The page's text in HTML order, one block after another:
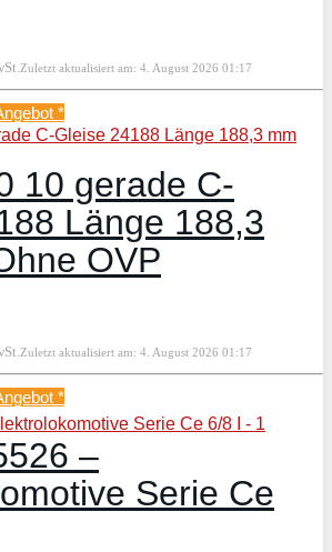
Zuletzt aktualisiert am: 4. August 2026 01:17
*
10 gerade C-
Länge 188,3
OVP
Zuletzt aktualisiert am: 4. August 2026 01:17
*
–
Serie Ce